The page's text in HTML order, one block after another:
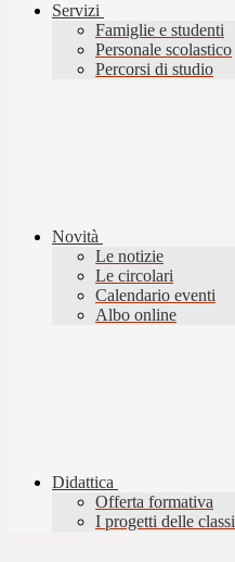
Servizi
Famiglie e studenti
Personale scolastico
Percorsi di studio
Novità
Le notizie
Le circolari
Calendario eventi
Albo online
Didattica
Offerta formativa
I progetti delle classi